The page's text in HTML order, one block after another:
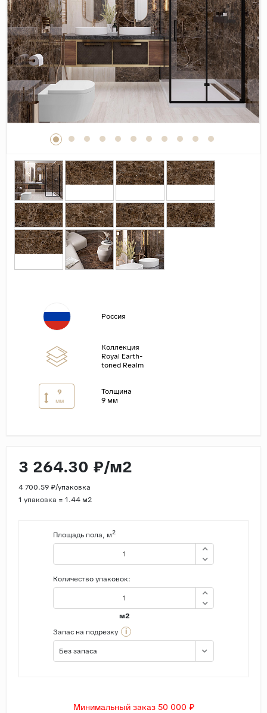
Дерево
Камень
Оникс
Бетон
Декор
Поверхность
Матовая
Сатинированная
Карвинг
Россия
Коллекция
Royal Earth-
toned Realm
9
мм
Толщина
9 мм
3 264.30 ₽/м2
4 700.59 ₽/упаковка
1 упаковка = 1.44 м2
Площадь пола, м2
Количество упаковок:
м2
Запас на подрезку
i
Без запаса
Минимальный заказ 50 000 ₽